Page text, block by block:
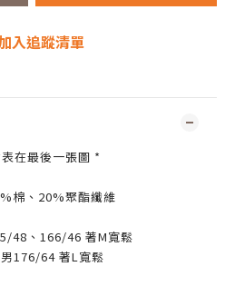
入追蹤清單
在最後一張圖 *
棉、20%聚酯纖維
48、166/46 著M寬鬆
176/64 著L寬鬆